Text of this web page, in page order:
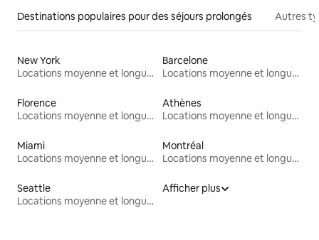
Destinations populaires pour des séjours prolongés Autres
New York
Locations moyenne et longue durée
Barcelone
Locations moyenne et longue durée
Florence
Locations moyenne et longue durée
Athènes
Locations moyenne et longue durée
Miami
Locations moyenne et longue durée
Montréal
Locations moyenne et longue durée
Seattle
Locations moyenne et longue durée
Afficher plus